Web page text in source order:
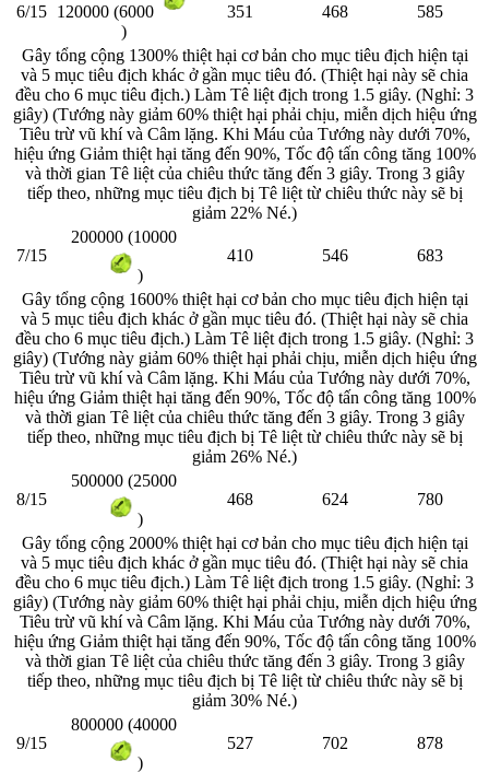
6/15 120000 (6000
)
351 468 585
Gây tổng cộng 1300% thiệt hại cơ bản cho mục tiêu địch hiện tại
và 5 mục tiêu địch khác ở gần mục tiêu đó. (Thiệt hại này sẽ chia
đều cho 6 mục tiêu địch.) Làm Tê liệt địch trong 1.5 giây. (Nghỉ: 3
giây) (Tướng này giảm 60% thiệt hại phải chịu, miễn dịch hiệu ứng
Tiêu trừ vũ khí và Câm lặng. Khi Máu của Tướng này dưới 70%,
hiệu ứng Giảm thiệt hại tăng đến 90%, Tốc độ tấn công tăng 100%
và thời gian Tê liệt của chiêu thức tăng đến 3 giây. Trong 3 giây
tiếp theo, những mục tiêu địch bị Tê liệt từ chiêu thức này sẽ bị
giảm 22% Né.)
7/15
200000 (10000
)
410 546 683
Gây tổng cộng 1600% thiệt hại cơ bản cho mục tiêu địch hiện tại
và 5 mục tiêu địch khác ở gần mục tiêu đó. (Thiệt hại này sẽ chia
đều cho 6 mục tiêu địch.) Làm Tê liệt địch trong 1.5 giây. (Nghỉ: 3
giây) (Tướng này giảm 60% thiệt hại phải chịu, miễn dịch hiệu ứng
Tiêu trừ vũ khí và Câm lặng. Khi Máu của Tướng này dưới 70%,
hiệu ứng Giảm thiệt hại tăng đến 90%, Tốc độ tấn công tăng 100%
và thời gian Tê liệt của chiêu thức tăng đến 3 giây. Trong 3 giây
tiếp theo, những mục tiêu địch bị Tê liệt từ chiêu thức này sẽ bị
giảm 26% Né.)
8/15
500000 (25000
)
468 624 780
Gây tổng cộng 2000% thiệt hại cơ bản cho mục tiêu địch hiện tại
và 5 mục tiêu địch khác ở gần mục tiêu đó. (Thiệt hại này sẽ chia
đều cho 6 mục tiêu địch.) Làm Tê liệt địch trong 1.5 giây. (Nghỉ: 3
giây) (Tướng này giảm 60% thiệt hại phải chịu, miễn dịch hiệu ứng
Tiêu trừ vũ khí và Câm lặng. Khi Máu của Tướng này dưới 70%,
hiệu ứng Giảm thiệt hại tăng đến 90%, Tốc độ tấn công tăng 100%
và thời gian Tê liệt của chiêu thức tăng đến 3 giây. Trong 3 giây
tiếp theo, những mục tiêu địch bị Tê liệt từ chiêu thức này sẽ bị
giảm 30% Né.)
9/15
800000 (40000
)
527 702 878